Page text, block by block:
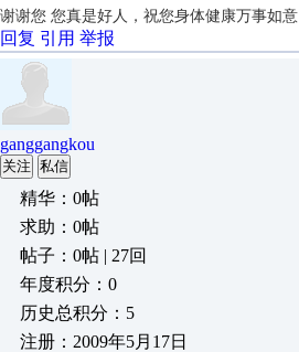
谢谢您 您真是好人，祝您身体健康万事如意
回复 引用 举报
ganggangkou
关注 私信
精华：0帖
求助：0帖
帖子：0帖 | 27回
年度积分：0
历史总积分：5
注册：2009年5月17日